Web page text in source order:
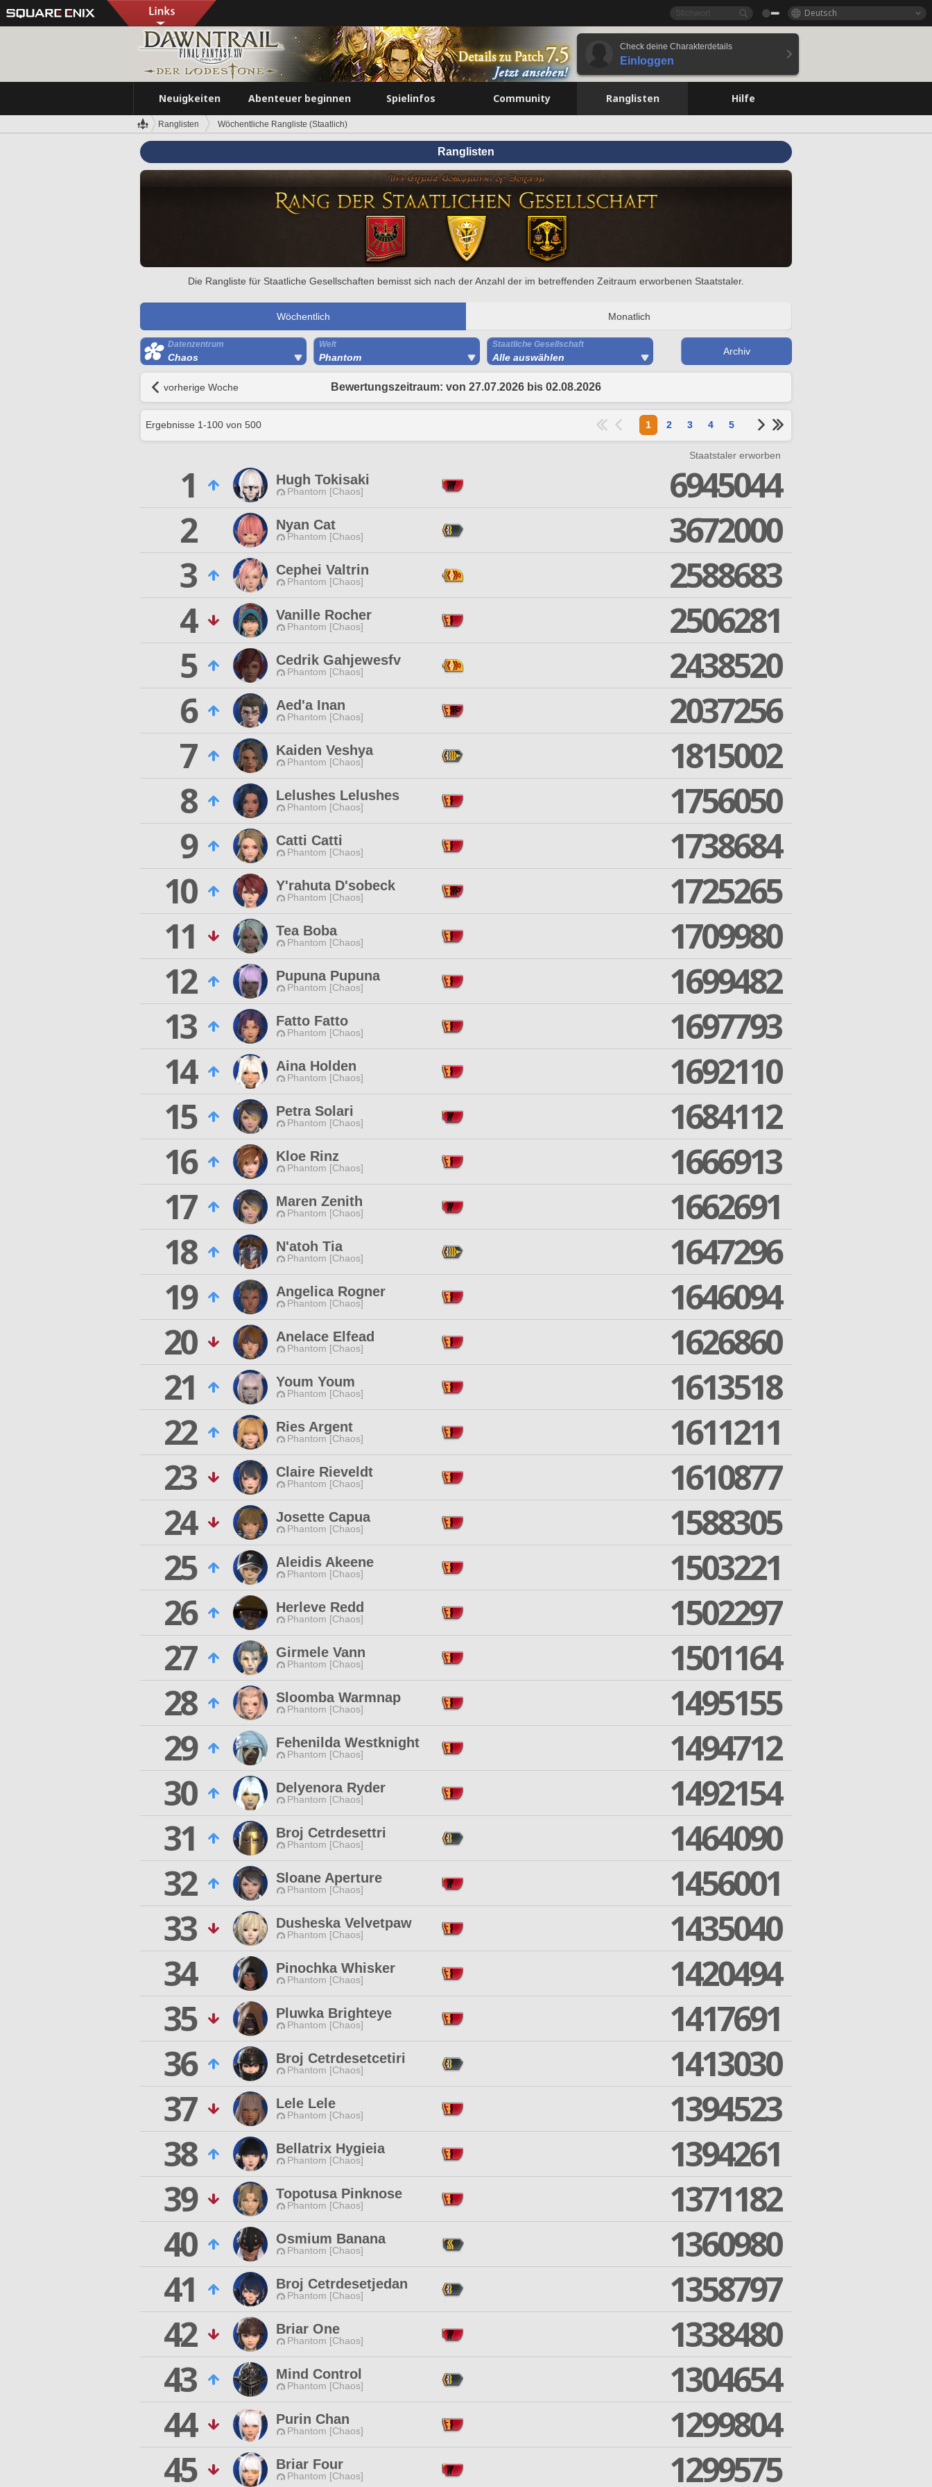
Deutsch
Check deine Charakterdetails
Einloggen
Neuigkeiten Abenteuer beginnen Spielinfos Community Ranglisten Hilfe
Ranglisten Wöchentliche Rangliste (Staatlich)
Ranglisten
Die Rangliste für Staatliche Gesellschaften bemisst sich nach der Anzahl der im betreffenden Zeitraum erworbenen Staatstaler.
Wöchentlich Monatlich
Datenzentrum
Chaos
Welt
Phantom
Staatliche Gesellschaft
Alle auswählen
Archiv
vorherige Woche Bewertungszeitraum: von 27.07.2026 bis 02.08.2026
Ergebnisse 1-100 von 500 1 2 3 4 5
Staatstaler erworben
1 Hugh Tokisaki
Phantom [Chaos]
6945044
2
Nyan Cat
Phantom [Chaos]
3672000
3
Cephei Valtrin
Phantom [Chaos]
2588683
4
Vanille Rocher
Phantom [Chaos]
2506281
5
Cedrik Gahjewesfv
Phantom [Chaos]
2438520
6
Aed'a Inan
Phantom [Chaos]
2037256
7
Kaiden Veshya
Phantom [Chaos]
1815002
8
Lelushes Lelushes
Phantom [Chaos]
1756050
9
Catti Catti
Phantom [Chaos]
1738684
10
Y'rahuta D'sobeck
Phantom [Chaos]
1725265
11
Tea Boba
Phantom [Chaos]
1709980
12
Pupuna Pupuna
Phantom [Chaos]
1699482
13
Fatto Fatto
Phantom [Chaos]
1697793
14
Aina Holden
Phantom [Chaos]
1692110
15
Petra Solari
Phantom [Chaos]
1684112
16
Kloe Rinz
Phantom [Chaos]
1666913
17
Maren Zenith
Phantom [Chaos]
1662691
18
N'atoh Tia
Phantom [Chaos]
1647296
19
Angelica Rogner
Phantom [Chaos]
1646094
20
Anelace Elfead
Phantom [Chaos]
1626860
21
Youm Youm
Phantom [Chaos]
1613518
22
Ries Argent
Phantom [Chaos]
1611211
23
Claire Rieveldt
Phantom [Chaos]
1610877
24
Josette Capua
Phantom [Chaos]
1588305
25
Aleidis Akeene
Phantom [Chaos]
1503221
26
Herleve Redd
Phantom [Chaos]
1502297
27
Girmele Vann
Phantom [Chaos]
1501164
28
Sloomba Warmnap
Phantom [Chaos]
1495155
29
Fehenilda Westknight
Phantom [Chaos]
1494712
30
Delyenora Ryder
Phantom [Chaos]
1492154
31
Broj Cetrdesettri
Phantom [Chaos]
1464090
32
Sloane Aperture
Phantom [Chaos]
1456001
33
Dusheska Velvetpaw
Phantom [Chaos]
1435040
34
Pinochka Whisker
Phantom [Chaos]
1420494
35
Pluwka Brighteye
Phantom [Chaos]
1417691
36
Broj Cetrdesetcetiri
Phantom [Chaos]
1413030
37
Lele Lele
Phantom [Chaos]
1394523
38
Bellatrix Hygieia
Phantom [Chaos]
1394261
39
Topotusa Pinknose
Phantom [Chaos]
1371182
40
Osmium Banana
Phantom [Chaos]
1360980
41
Broj Cetrdesetjedan
Phantom [Chaos]
1358797
42
Briar One
Phantom [Chaos]
1338480
43
Mind Control
Phantom [Chaos]
1304654
44
Purin Chan
Phantom [Chaos]
1299804
45
Briar Four
Phantom [Chaos] 1299575